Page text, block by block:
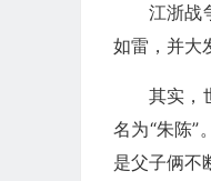
江浙战
如雷，并大
其实，
名为“朱陈”
是父子俩不